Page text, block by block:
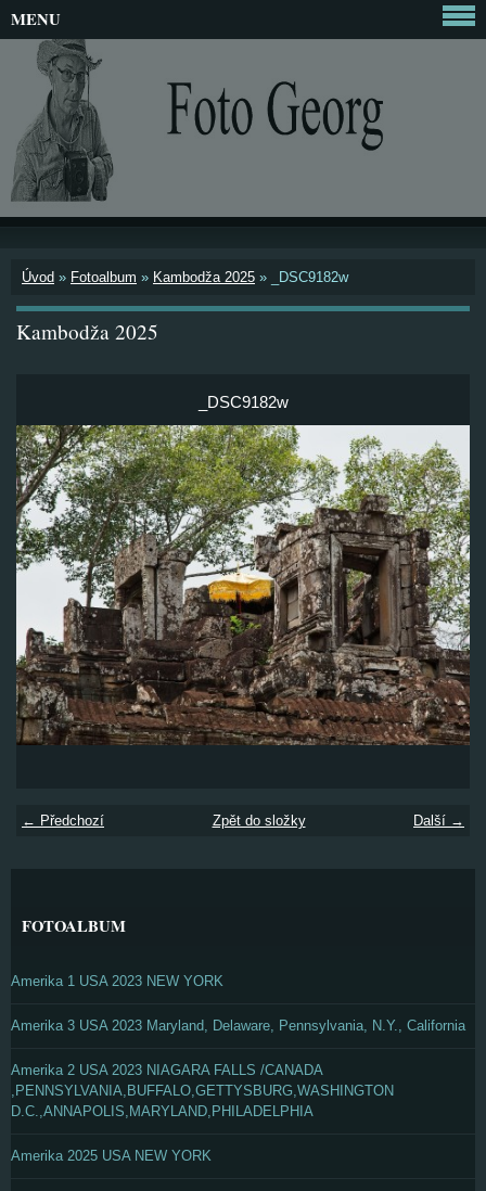
Úvod » Fotoalbum » Kambodža 2025 » _DSC9182w
Kambodža 2025
_DSC9182w
← Předchozí Další →
Zpět do složky
MENU
FOTOALBUM
Amerika 1 USA 2023 NEW YORK
Amerika 3 USA 2023 Maryland, Delaware, Pennsylvania, N.Y., California
Amerika 2 USA 2023 NIAGARA FALLS /CANADA
,PENNSYLVANIA,BUFFALO,GETTYSBURG,WASHINGTON
D.C.,ANNAPOLIS,MARYLAND,PHILADELPHIA
Amerika 2025 USA NEW YORK